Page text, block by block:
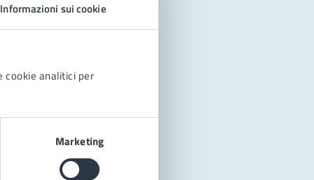
Informazioni sui cookie
cookie analitici per
Marketing